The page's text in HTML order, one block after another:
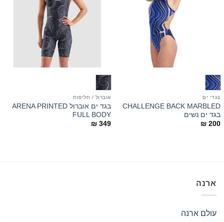
בגדי ים
CHALLENGE BACK MARBLED
בגד ים נשים
₪ 200
אוברול / חליפות
בגד ים אוברול ARENA PRINTED
FULL BODY
₪ 349
ארנה
עולם ארנה